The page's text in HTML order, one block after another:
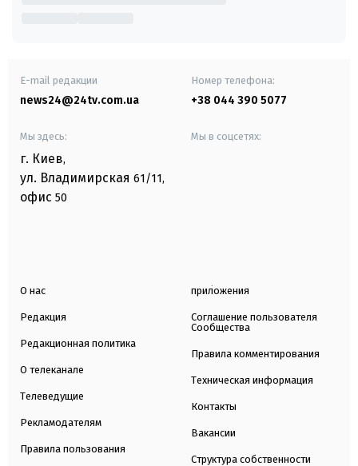
E-mail редакции
news24@24tv.com.ua
Номер телефона:
+38 044 390 5077
Мы здесь:
г. Киев,
ул. Владимирская 61/11,
офис 50
Мы в соцсетях:
О нас
Редакция
Редакционная политика
О телеканале
Телеведущие
Рекламодателям
Правила пользования
приложения
Соглашение пользователя
Сообщества
Правила комментирования
Техническая информация
Контакты
Вакансии
Структура собственности